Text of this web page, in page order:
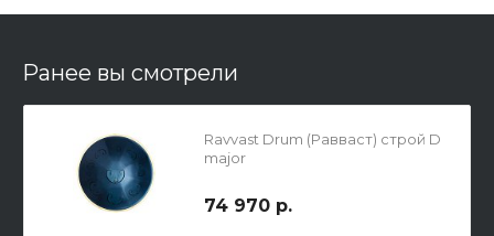
Ранее вы смотрели
Ravvast Drum (Равваст) строй D
major
74 970 р.